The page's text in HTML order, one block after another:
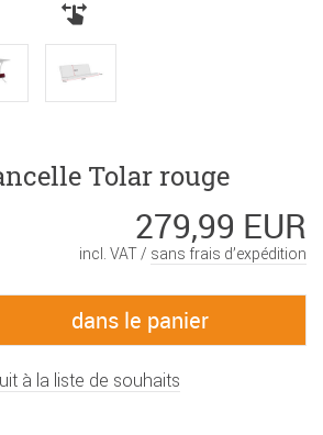
Tolar rouge
279,99 EUR
incl. VAT / sans frais d’expédition
à la liste de souhaits